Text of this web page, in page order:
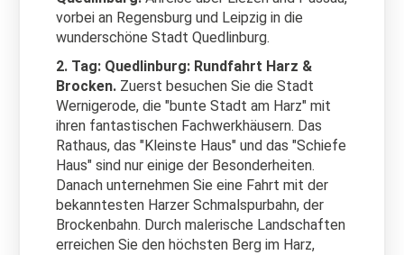
vorbei an Regensburg und Leipzig in die
wunderschöne Stadt Quedlinburg.
2. Tag: Quedlinburg: Rundfahrt Harz &
Brocken. Zuerst besuchen Sie die Stadt
Wernigerode, die "bunte Stadt am Harz" mit
ihren fantastischen Fachwerkhäusern. Das
Rathaus, das "Kleinste Haus" und das "Schiefe
Haus" sind nur einige der Besonderheiten.
Danach unternehmen Sie eine Fahrt mit der
bekanntesten Harzer Schmalspurbahn, der
Brockenbahn. Durch malerische Landschaften
erreichen Sie den höchsten Berg im Harz,